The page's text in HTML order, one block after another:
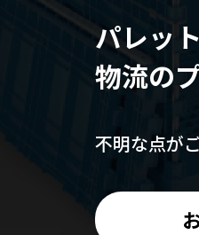
パレッ
物流の
不明な点が